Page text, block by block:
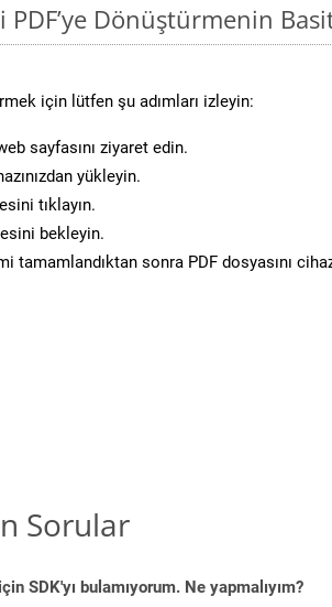
PDF’ye Dönüştürmenin
için lütfen şu adımları izleyin:
sayfasını ziyaret edin.
yükleyin.
tıklayın.
bekleyin.
tamamlandıktan sonra PDF dosyasını
Sorular
SDK'yı bulamıyorum. Ne yapmalıyım?